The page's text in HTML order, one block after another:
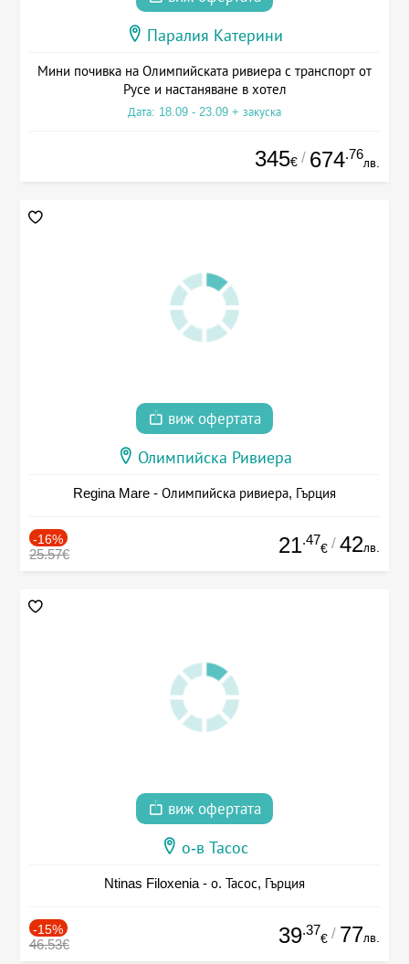
Паралия Катерини
Мини почивка на Олимпийската ривиера с транспорт от
Русе и настаняване в хотел
Дата: 18.09 - 23.09 + закуска
345€ / 674.76
лв.
виж офертата
Олимпийска Ривиера
Regina Mare - Олимпийска ривиера, Гърция
-16%
25.57€ 21.47
€ / 42лв.
виж офертата
о-в Тасос
Ntinas Filoxenia - о. Тасос, Гърция
-15%
46.53€ 39.37
€ / 77лв.